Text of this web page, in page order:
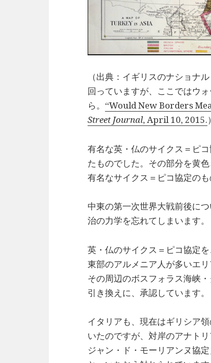
（出典：イギリスのナショナ
回っていますが、ここではウ
ら。 “Would New Borders
Street Journal, April 10, 2015.）
有名な英・仏のサイクス＝ピ
たものでした。その部分を黄
有名なサイクス＝ピコ協定の
中東の第一次世界大戦前後に
治の力学を忘れてしまいます。
英・仏のサイクス＝ピコ協定
東部のアルメニア人が多いエ
その周辺のボスフォラス海峡
引き換えに、承認しています。
イタリアも、現在はギリシア
いたのですが、対岸のアナト
ジャン・ド・モーリアンヌ協定